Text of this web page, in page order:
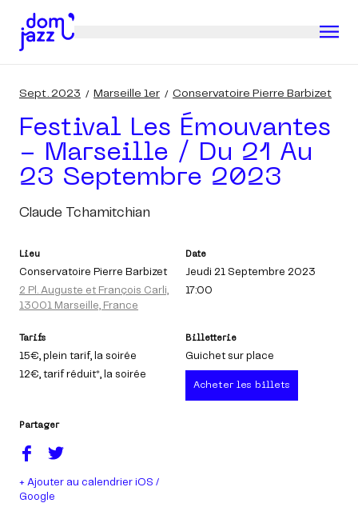
Sept. 2023 Marseille 1er Conservatoire Pierre Barbizet
Festival Les Émouvantes
- Marseille / Du 21 Au
23 Septembre 2023
Claude Tchamitchian
Lieu
Conservatoire Pierre Barbizet
2 Pl. Auguste et François Carli,
13001 Marseille, France
Date
Jeudi 21 Septembre 2023
17:00
Tarifs
15€, plein tarif, la soirée
12€, tarif réduit*, la soirée
Billetterie
Guichet sur place
Acheter les billets
Partager
+ Ajouter au calendrier iOS /
Google